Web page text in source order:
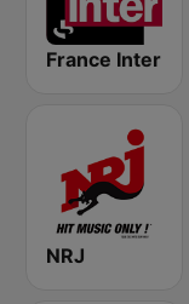
France Inter
NRJ